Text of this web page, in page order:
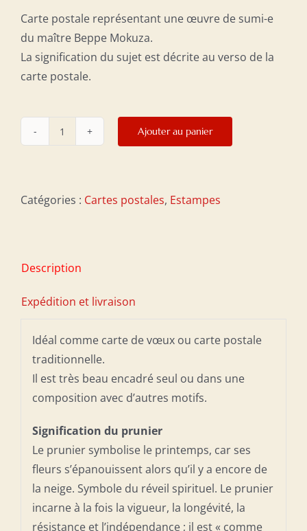
Carte postale représentant une œuvre de sumi-e
du maître Beppe Mokuza.
La signification du sujet est décrite au verso de la
carte postale.
quantité
postale
cm
-
petits
oiseaux
Ajouter au panier
Catégories : Cartes postales, Estampes
Description
Expédition et livraison
Idéal comme carte de vœux ou carte postale
traditionnelle.
Il est très beau encadré seul ou dans une
composition avec d’autres motifs.
Signification du prunier
Le prunier symbolise le printemps, car ses
fleurs s’épanouissent alors qu’il y a encore de
la neige. Symbole du réveil spirituel. Le prunier
incarne à la fois la vigueur, la longévité, la
résistance et l’indépendance ; il est « comme